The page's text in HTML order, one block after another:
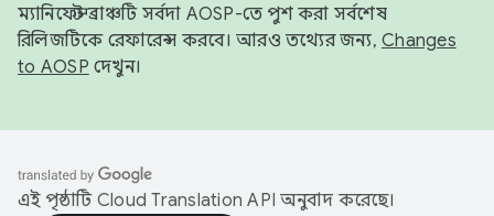
ম্যানিফেস্ট ব্রাঞ্চটি সর্বদা AOSP-তে পুশ করা সর্বশেষ
রিলিজটিকে রেফারেন্স করবে। আরও তথ্যের জন্য, Changes
to AOSP দেখুন।
এই পৃষ্ঠাটি Cloud Translation API অনুবাদ করেছে।